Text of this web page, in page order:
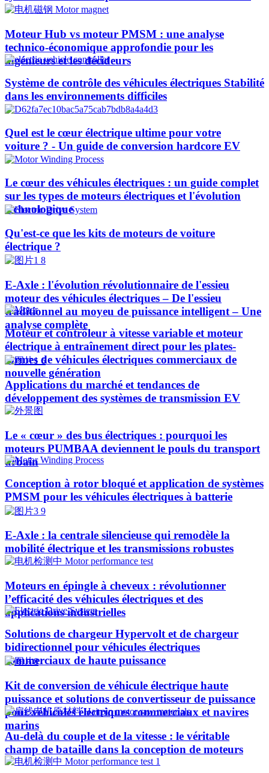
Moteur Hub vs moteur PMSM : une analyse
technico-économique approfondie pour les
ingénieurs et les décideurs
Système de contrôle des véhicules électriques Stabilité
dans les environnements difficiles
Quel est le cœur électrique ultime pour votre
voiture ? - Un guide de conversion hardcore EV
Le cœur des véhicules électriques : un guide complet
sur les types de moteurs électriques et l'évolution
technologique
Qu'est-ce que les kits de moteurs de voiture
électrique ?
E-Axle : l'évolution révolutionnaire de l'essieu
moteur des véhicules électriques – De l'essieu
traditionnel au moyeu de puissance intelligent – Une
analyse complète
Moteur et contrôleur à vitesse variable et moteur
électrique à entraînement direct pour les plates-
formes de véhicules électriques commerciaux de
nouvelle génération
Applications du marché et tendances de
développement des systèmes de transmission EV
Le « cœur » des bus électriques : pourquoi les
moteurs PUMBAA deviennent le pouls du transport
urbain
Conception à rotor bloqué et application de systèmes
PMSM pour les véhicules électriques à batterie
E-Axle : la centrale silencieuse qui remodèle la
mobilité électrique et les transmissions robustes
Moteurs en épingle à cheveux : révolutionner
l’efficacité des véhicules électriques et des
applications industrielles
Solutions de chargeur Hypervolt et de chargeur
bidirectionnel pour véhicules électriques
commerciaux de haute puissance
Kit de conversion de véhicule électrique haute
puissance et solutions de convertisseur de puissance
pour véhicules électriques commerciaux et navires
marins
Au-delà du couple et de la vitesse : le véritable
champ de bataille dans la conception de moteurs